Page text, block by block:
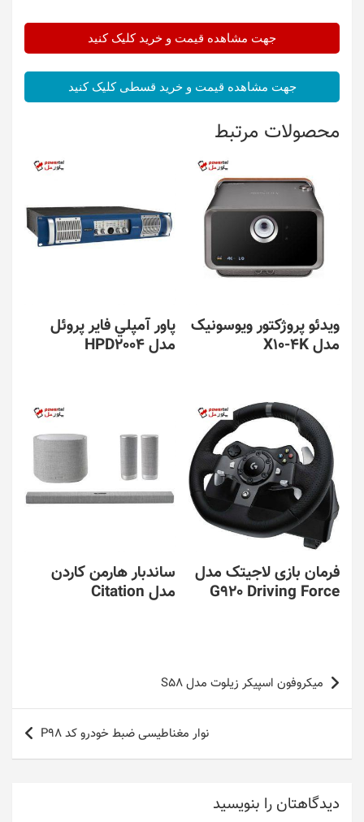
جهت مشاهده قیمت و خرید کلیک کنید
جهت مشاهده قیمت و خرید قسطی کلیک کنید
محصولات مرتبط
ویدئو پروژکتور ویوسونیک
مدل X10-4K
پاور آمپلي فاير پروئل
مدل HPD2004
فرمان بازی لاجیتک مدل
G920 Driving Force
ساندبار هارمن کاردن
مدل Citation
راهبری
نوشته
میکروفون اسپیکر زیلوت مدل S58
نوار مغناطیسی ضبط خودرو کد P98
دیدگاهتان را بنویسید